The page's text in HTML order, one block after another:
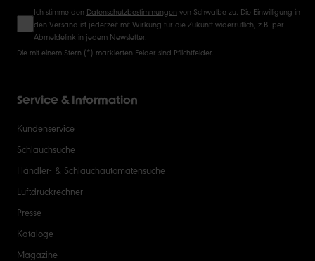
Ich stimme den Datenschutzbestimmungen von Schwalbe zu. Die Einwilligung in
den Versand ist jederzeit mit Wirkung für die Zukunft widerruflich, z.B. per
Abmeldelink in jedem Newsletter.
Die mit einem Stern (*) markierten Felder sind Pflichtfelder.
Service & Information
Kundenservice
Schlauchsuche
Händler- & Schlauchautomatensuche
Luftdruckrechner
Presse
Kataloge
Magazine